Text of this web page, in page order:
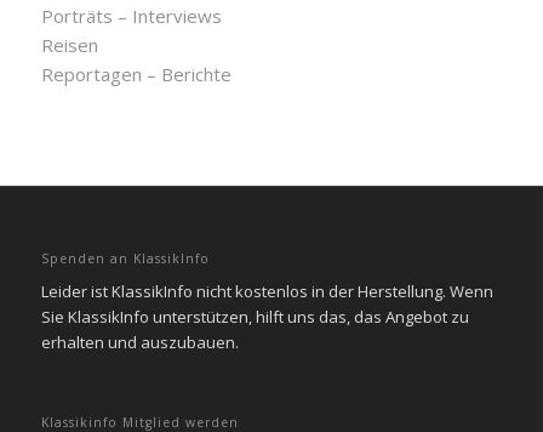
Porträts – Interviews
Reisen
Reportagen – Berichte
Spenden an KlassikInfo
Leider ist KlassikInfo nicht kostenlos in der Herstellung. Wenn
Sie KlassikInfo unterstützen, hilft uns das, das Angebot zu
erhalten und auszubauen.
Klassikinfo Mitglied werden